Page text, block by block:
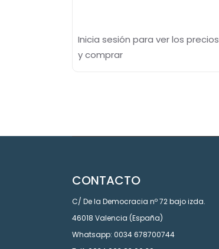
Inicia sesión para ver los precios
y comprar
CONTACTO
C/ De la Democracia nº 72 bajo izda.
46018 Valencia (España)
Whatsapp: 0034 678700744